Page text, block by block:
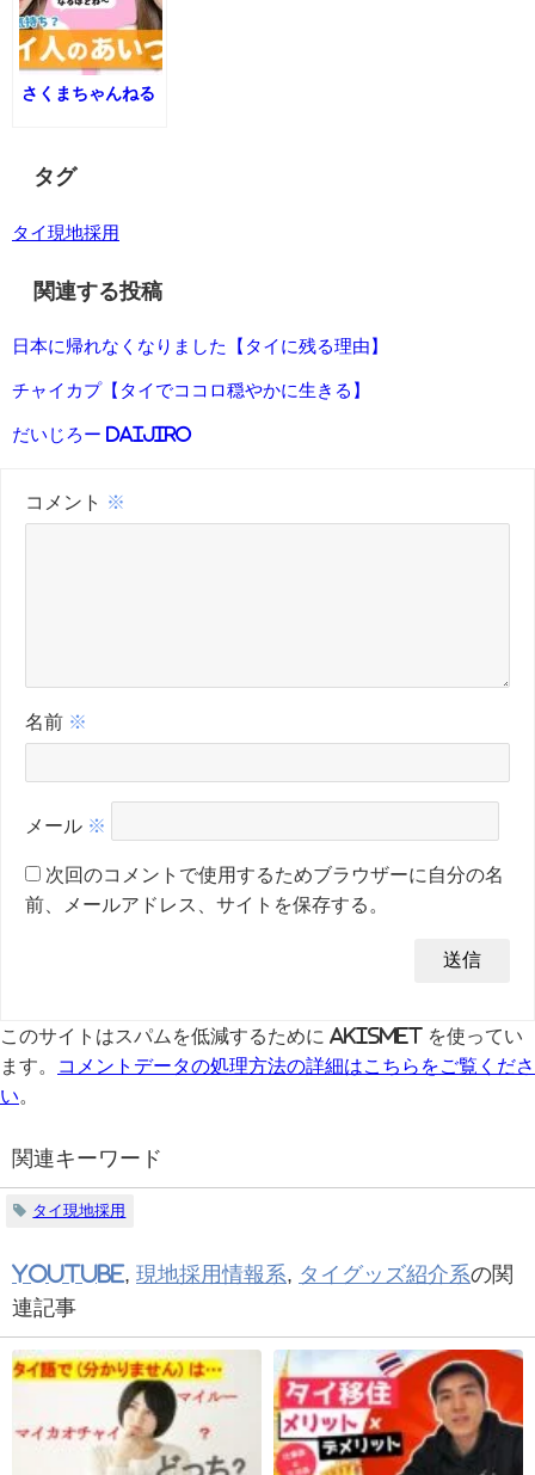
さくまちゃんねる
タグ
タイ現地採用
関連する投稿
日本に帰れなくなりました【タイに残る理由】
チャイカプ【タイでココロ穏やかに生きる】
だいじろー Daijiro
コメント ※
名前 ※
メール ※
次回のコメントで使用するためブラウザーに自分の名
前、メールアドレス、サイトを保存する。
このサイトはスパムを低減するために Akismet を使ってい
ます。
コメントデータの処理方法の詳細はこちらをご覧くださ
い
関連キーワード
タイ現地採用
YouTube, 現地採用情報系, タイグッズ紹介系の関
連記事